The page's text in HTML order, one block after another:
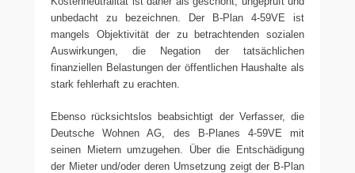
unbedacht zu bezeichnen. Der B-Plan 4-59VE ist
mangels Objektivität der zu betrachtenden sozialen
Auswirkungen, die Negation der tatsächlichen
finanziellen Belastungen der öffentlichen Haushalte als
stark fehlerhaft zu erachten.
Ebenso rücksichtslos beabsichtigt der Verfasser, die
Deutsche Wohnen AG, des B-Planes 4-59VE mit
seinen Mietern umzugehen. Über die Entschädigung
der Mieter und/oder deren Umsetzung zeigt der B-Plan